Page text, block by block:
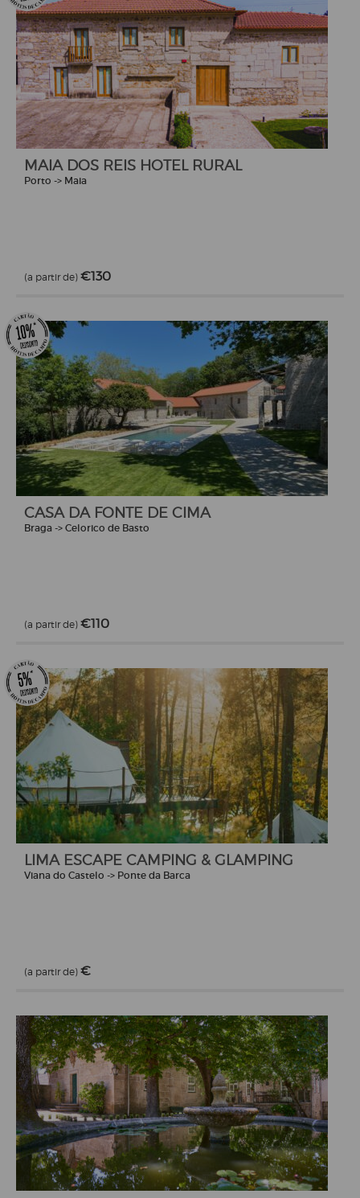
MAIA DOS REIS HOTEL RURAL
Porto -> Maia
(a partir de) €130
CASA DA FONTE DE CIMA
Braga -> Celorico de Basto
(a partir de) €110
LIMA ESCAPE CAMPING & GLAMPING
Viana do Castelo -> Ponte da Barca
(a partir de) €